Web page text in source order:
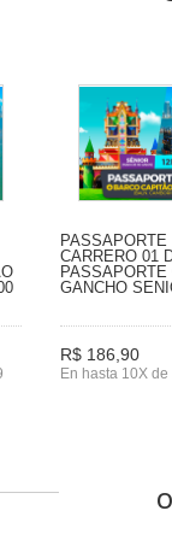
PASSAPORTE
CARRERO 01
GANCHO
R$ 186,90
En hasta 10X